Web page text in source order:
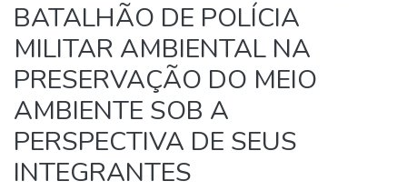
BATALHÃO DE POLÍCIA
MILITAR AMBIENTAL NA
PRESERVAÇÃO DO MEIO
AMBIENTE SOB A
PERSPECTIVA DE SEUS
INTEGRANTES